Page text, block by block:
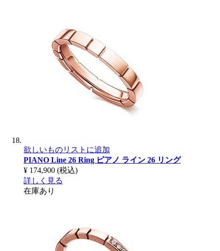
欲しいものリストに追加
PIANO Line 26 Ring ピアノ ライン 26 リング
¥ 174,900 (税込)
詳しく見る
在庫あり